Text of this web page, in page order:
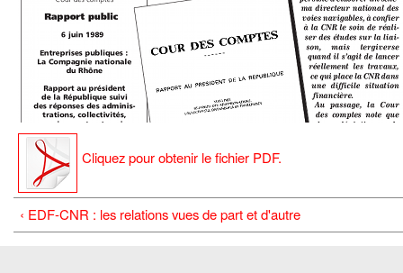
Cliquez pour obtenir le fichier PDF.
‹ EDF-CNR : les relations vues de part et d'autre